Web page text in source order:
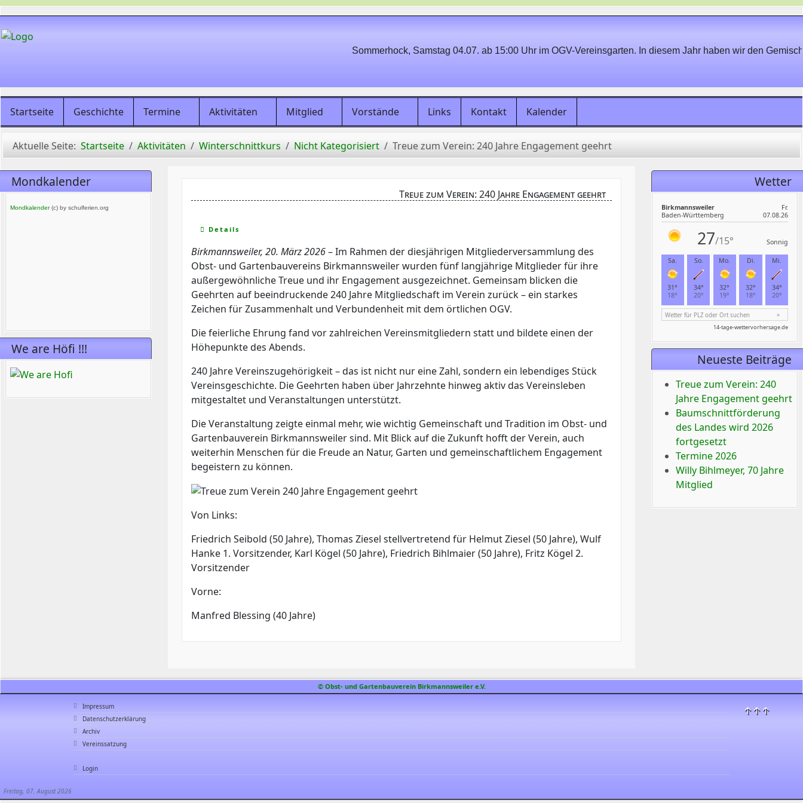
Sommerhock, Samstag 04.07. ab 15:00 Uhr im OGV-Vereinsgarten. In diesem Jahr haben wir den
Startseite Geschichte Termine Aktivitäten Mitglied Vorstände Links Kontakt Kalender
Aktuelle Seite: Startseite Aktivitäten Winterschnittkurs Nicht Kategorisiert Treue zum Verein: 240 Jahre Engagement geehrt
© Obst- und Gartenbauverein Birkmannsweiler e.V.
↑↑↑
Impressum
Datenschutzerklärung
Archiv
Vereinssatzung
Login
Freitag, 07. August 2026
Mondkalender
Mondkalender(c) by schulferien.org
We are Höfi !!!
Wetter
Neueste Beiträge
Treue zum Verein: 240
Jahre Engagement geehrt
Baumschnittförderung
des Landes wird 2026
fortgesetzt
Termine 2026
Willy Bihlmeyer, 70 Jahre
Mitglied
Treue zum Verein: 240 Jahre Engagement geehrt
Details
Birkmannsweiler, 20. März 2026– Im Rahmen der diesjährigen Mitgliederversammlung des
Obst- und Gartenbauvereins Birkmannsweiler wurden fünf langjährige Mitglieder für ihre
außergewöhnliche Treue und ihr Engagement ausgezeichnet. Gemeinsam blicken die
Geehrten auf beeindruckende 240 Jahre Mitgliedschaft im Verein zurück – ein starkes
Zeichen für Zusammenhalt und Verbundenheit mit dem örtlichen OGV.
Die feierliche Ehrung fand vor zahlreichen Vereinsmitgliedern statt und bildete einen der
Höhepunkte des Abends.
240 Jahre Vereinszugehörigkeit – das ist nicht nur eine Zahl, sondern ein lebendiges Stück
Vereinsgeschichte. Die Geehrten haben über Jahrzehnte hinweg aktiv das Vereinsleben
mitgestaltet und Veranstaltungen unterstützt.
Die Veranstaltung zeigte einmal mehr, wie wichtig Gemeinschaft und Tradition im Obst- und
Gartenbauverein Birkmannsweiler sind. Mit Blick auf die Zukunft hofft der Verein, auch
weiterhin Menschen für die Freude an Natur, Garten und gemeinschaftlichem Engagement
begeistern zu können.
Von Links:
Friedrich Seibold (50 Jahre), Thomas Ziesel stellvertretend für Helmut Ziesel (50 Jahre), Wulf
Hanke 1. Vorsitzender, Karl Kögel (50 Jahre), Friedrich Bihlmaier (50 Jahre), Fritz Kögel 2.
Vorsitzender
Vorne:
Manfred Blessing (40 Jahre)